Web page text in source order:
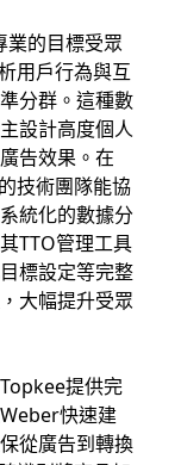
業的目標受眾
用戶行為與互
分群。這種數
設計高度個人
告效果。在
技術團隊能協
統化的數據分
TTO管理工具
標設定等完整
大幅提升受眾
提供完
快速建
從廣告到轉換